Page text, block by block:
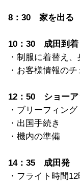
8：30 家を出る
10：30 成田到着
・制服に着替え
・お客様情報の
12：50 ショーア
・ブリーフィン
・出国手続き
・機内の準備
14：35 成田発
・フライト時間